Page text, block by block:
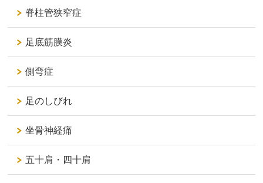
脊柱管狭窄症
足底筋膜炎
側弯症
足のしびれ
坐骨神経痛
五十肩・四十肩